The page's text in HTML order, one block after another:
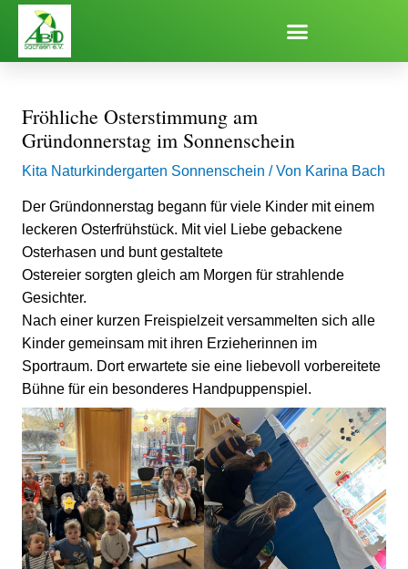
Inhalt
springen
Fröhliche Osterstimmung am
Gründonnerstag im Sonnenschein
Kita Naturkindergarten Sonnenschein / Von Karina Bach
Der Gründonnerstag begann für viele Kinder mit einem
leckeren Osterfrühstück. Mit viel Liebe gebackene
Osterhasen und bunt gestaltete
Ostereier sorgten gleich am Morgen für strahlende
Gesichter.
Nach einer kurzen Freispielzeit versammelten sich alle
Kinder gemeinsam mit ihren Erzieherinnen im
Sportraum. Dort erwartete sie eine liebevoll vorbereitete
Bühne für ein besonderes Handpuppenspiel.